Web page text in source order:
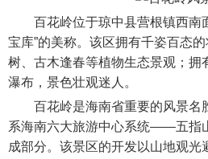
百花岭位于琼中县营根镇西南
宝库”的美称。该区拥有千姿百态
树、古木逢春等植物生态景观；拥
瀑布，景色壮观迷人。
百花岭是海南省重要的风景名
系海南六大旅游中心系统——五指
成部分。该景区的开发以山地观光